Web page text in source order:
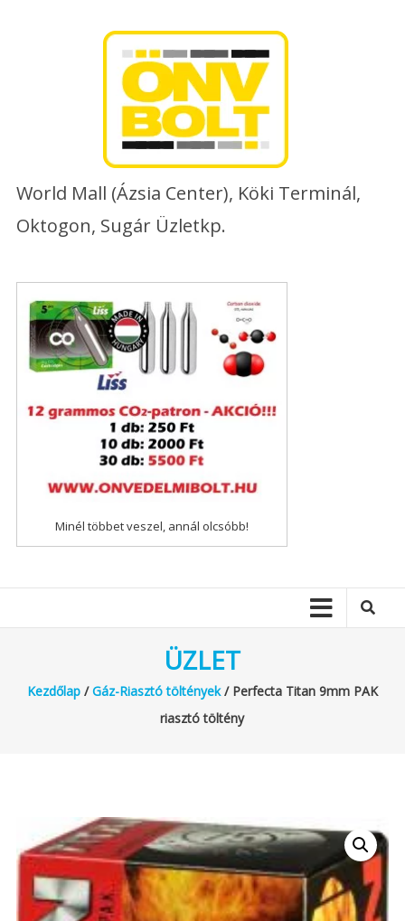
World Mall (Ázsia Center), Köki Terminál,
Oktogon, Sugár Üzletkp.
Minél többet veszel, annál olcsóbb!
ÜZLET
Kezdőlap/Gáz-Riasztó töltények/ Perfecta Titan 9mm PAK
riasztó töltény